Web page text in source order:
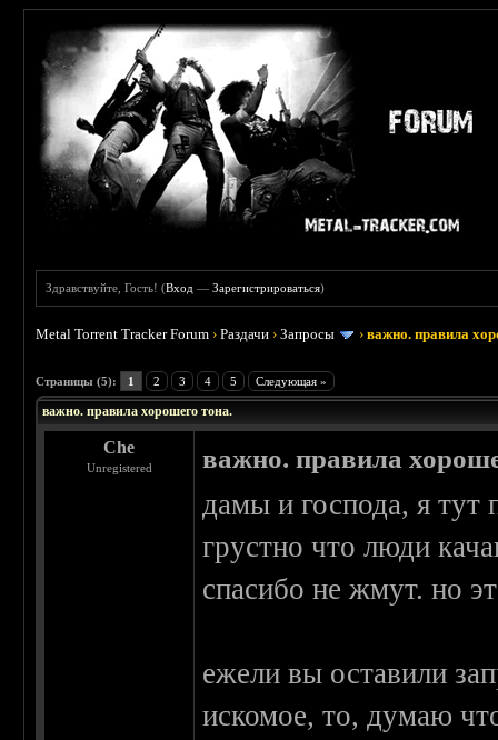
Здравствуйте, Гость! (Вход —Зарегистрироваться)
Metal Torrent Tracker Forum ›Раздачи ›Запросы ›важно. правила
Страницы (5): 1 2 3 4 5 Следующая »
важно. правила хорошего тона.
Che
Unregistered важно. правила
дамы и господа, я тут
грустно что люди
спасибо не жмут. но
ежели вы оставили
искомое, то, думаю